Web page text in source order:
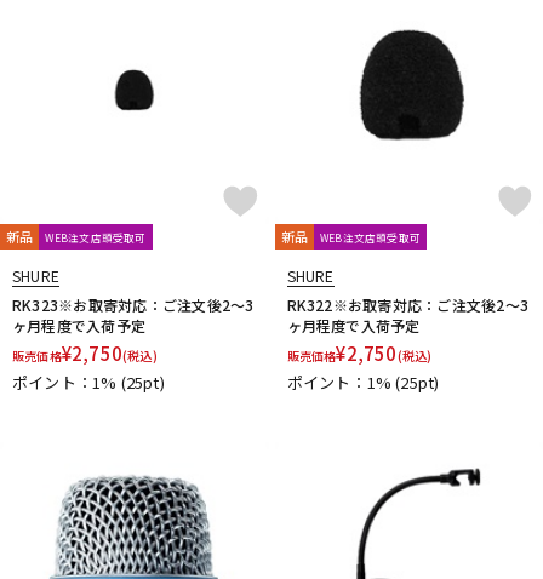
新品 WEB注文店頭受取可
SHURE
RK323※お取寄対応：ご注文後2～3
ヶ月程度で入荷予定
販売価格¥2,750(税込)
ポイント：1% (25pt)
新品 WEB注文店頭受取可
SHURE
RK322※お取寄対応：ご注文後2～3
ヶ月程度で入荷予定
販売価格¥2,750(税込)
ポイント：1%(25pt)